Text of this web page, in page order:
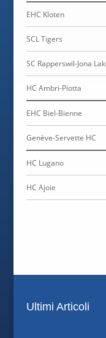
EHC Kloten
SCL Tigers
SC Rapperswil-Jona
HC Ambri-Piotta
EHC Biel-Bienne
Genève-Servette HC
HC Lugano
HC Ajoie
Ultimi Articoli